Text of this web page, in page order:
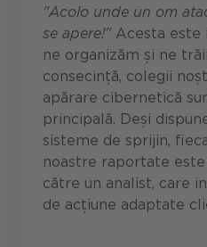
"Acolo unde un om
se apere!" Acesta este
ne organizăm și ne
consecință, colegii
apărare cibernetică
principală. Deși
sisteme de sprijin,
noastre raportate
către un analist, care
de acțiune adaptate